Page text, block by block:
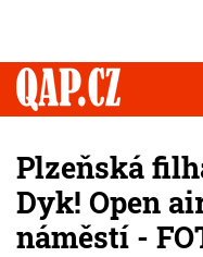
Plzeňská
Dyk! Open
náměstí -